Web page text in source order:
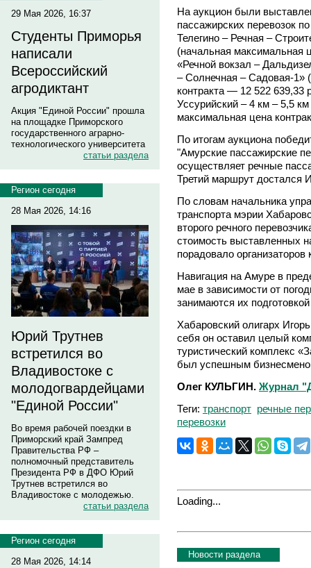
29 Мая 2026, 16:37
Студенты Приморья
написали
Всероссийский
агродиктант
Акция "Единой России" прошла
на площадке Приморского
государственного аграрно-
технологического университета
статьи раздела
Регион сегодня
28 Мая 2026, 14:16
Юрий Трутнев
встретился во
Владивостоке с
молодогвардейцами
"Единой России"
Во время рабочей поездки в
Приморский край Зампред
Правительства РФ –
полномочный представитель
Президента РФ в ДФО Юрий
Трутнев встретился во
Владивостоке с молодежью.
статьи раздела
Регион сегодня
28 Мая 2026, 14:14
На аукцион были
пассажирских перевозок
Телегино – Речная –
(начальная максимальная
«Речной вокзал –
– Солнечная – Садовая-1»
контракта — 12 522 639,33
Уссурийский – 4 км – 5,5
максимальная цена
По итогам аукциона
"Амурские пассажирские
осуществляет речные
Третий маршрут достался
По словам начальника
транспорта мэрии
второго речного
стоимость выставленных
порадовало организаторов
Навигация на Амуре в
мае в зависимости от
занимаются их
Хабаровский олигарх
себя он оставил целый
туристический комплекс
был успешным
Олег КУЛЬГИН. Журнал
Теги: транспорт речные
перевозки
Loading...
Новости раздела